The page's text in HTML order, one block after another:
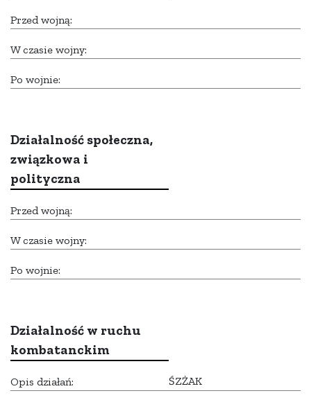
Przed wojną:
W czasie wojny:
Po wojnie:
Działalność społeczna,
związkowa i
polityczna
Przed wojną:
W czasie wojny:
Po wojnie:
Działalność w ruchu
kombatanckim
Opis działań: ŚZŻAK